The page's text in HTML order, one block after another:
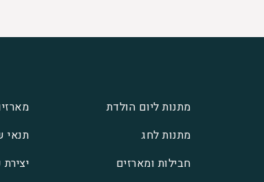
מתנות ליום הולדת
מתנות לחג
חבילות ומארזים
תנאי